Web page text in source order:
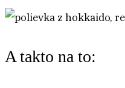
A takto na to: